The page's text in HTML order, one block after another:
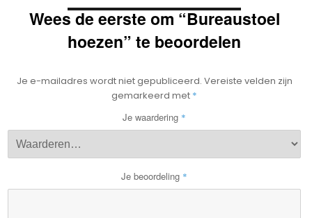
Wees de eerste om “Bureaustoel
hoezen” te beoordelen
Je e-mailadres wordt niet gepubliceerd. Vereiste velden zijn
gemarkeerd met *
Je waardering *
Je beoordeling *